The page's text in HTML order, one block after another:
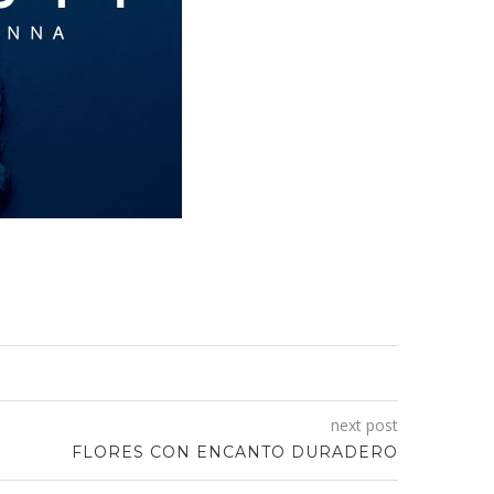
next post
FLORES CON ENCANTO DURADERO